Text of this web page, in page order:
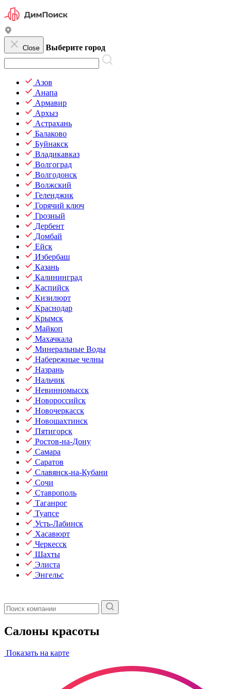
Close Выберите город
Азов
Анапа
Армавир
Архыз
Астрахань
Балаково
Буйнакск
Владикавказ
Волгоград
Волгодонск
Волжский
Геленджик
Горячий ключ
Грозный
Дербент
Домбай
Ейск
Избербаш
Казань
Калининград
Каспийск
Кизилюрт
Краснодар
Крымск
Майкоп
Махачкала
Минеральные Воды
Набережные челны
Назрань
Нальчик
Невинномысск
Новороссийск
Новочеркасск
Новошахтинск
Пятигорск
Ростов-на-Дону
Самара
Саратов
Славянск-на-Кубани
Сочи
Ставрополь
Таганрог
Туапсе
Усть-Лабинск
Хасавюрт
Черкесск
Шахты
Элиста
Энгельс
Салоны красоты
Показать на карте